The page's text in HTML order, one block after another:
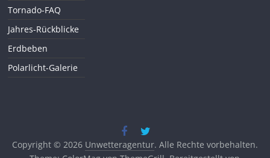
Tornado-FAQ
Jahres-Rückblicke
Erdbeben
Polarlicht-Galerie
Copyright © 2026 Unwetteragentur. Alle Rechte vorbehalten.